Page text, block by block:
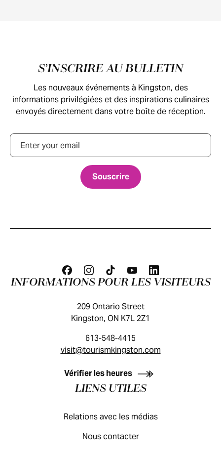
Pied de pageS’INSCRIRE AU BULLETIN
Les nouveaux événements à Kingston, des
informations privilégiées et des inspirations culinaires
envoyés directement dans votre boîte de réception.
Courriel
GUIDE DES VISITEURS
INFORMATIONS POUR LES VISITEURS
209 Ontario Street
Kingston, ON K7L 2Z1
613-548-4415
visit@tourismkingston.com
Vérifier les heures
LIENS UTILES
Relations avec les médias
Nous contacter